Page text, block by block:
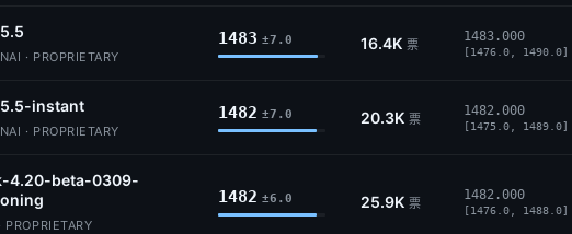
· PROPRIETARY
1483 ±7.0 16.4K 票
1483.000
[1476.0, 1490.0]
instant
· PROPRIETARY
1482 ±7.0 20.3K 票
1482.000
[1475.0, 1489.0]
4.20-beta-0309-
PROPRIETARY
1482 ±6.0 25.9K 票
1482.000
[1476.0, 1488.0]